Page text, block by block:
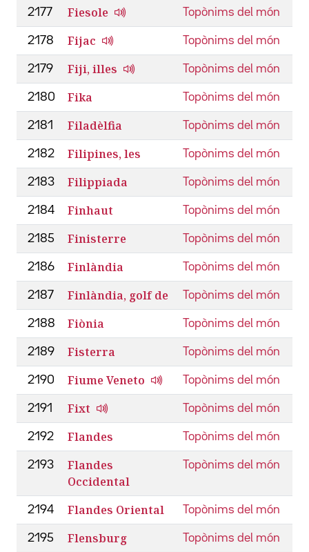
2177 Fiesole Topònims del món
2178 Fijac Topònims del món
2179 Fiji, illes Topònims del món
2180 Fika Topònims del món
2181 Filadèlfia Topònims del món
2182 Filipines, les Topònims del món
2183 Filippiada Topònims del món
2184 Finhaut Topònims del món
2185 Finisterre Topònims del món
2186 Finlàndia Topònims del món
2187 Finlàndia, golf de Topònims del món
2188 Fiònia Topònims del món
2189 Fisterra Topònims del món
2190 Fiume Veneto Topònims del món
2191 Fixt Topònims del món
2192 Flandes Topònims del món
2193
Flandes
Occidental
Topònims del món
2194 Flandes Oriental Topònims del món
2195 Flensburg Topònims del món